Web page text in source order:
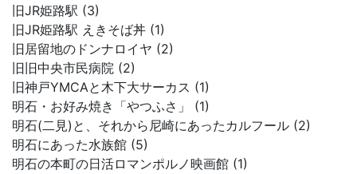
旧JR姫路駅 (3)
旧JR姫路駅 えきそば丼 (1)
旧居留地のドンナロイヤ (2)
旧旧中央市民病院 (2)
旧神戸YMCAと木下大サーカス (1)
明石・お好み焼き「やつふさ」 (1)
明石(二見)と、それから尼崎にあったカルフール (2)
明石にあった水族館 (5)
明石の本町の日活ロマンポルノ映画館 (1)